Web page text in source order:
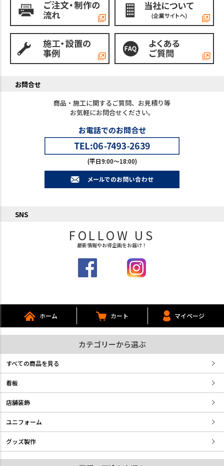
お問合せ
商品・施工に関するご質問、お見積り等
お気軽にお問合せください。
お電話でのお問合せ
(平日9:00～18:00)
SNS
FOLLOW US
最新情報やお得企画をお届け！
ホーム カート マイページ
カテゴリーから選ぶ
すべての商品を見る
看板
店舗装飾
ユニフォーム
グッズ製作